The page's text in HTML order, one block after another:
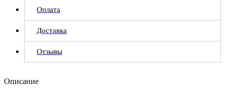
Оплата
Доставка
Отзывы
Описание